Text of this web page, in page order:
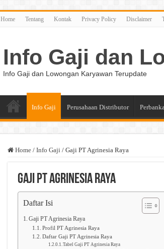
Home Tentang Kontak Privacy Policy Disclaimer
Info Gaji dan
Info Gaji dan Lowongan Karyawan Terupdate
Info Gaji Perusahaan Distributor
Home / Info Gaji / Gaji PT Agrinesia Raya
Gaji PT Agrinesia Raya
Daftar Isi
Gaji PT Agrinesia Raya
Profil PT Agrinesia Raya
Daftar Gaji PT Agrinesia Raya
Tabel Gaji PT Agrinesia Raya